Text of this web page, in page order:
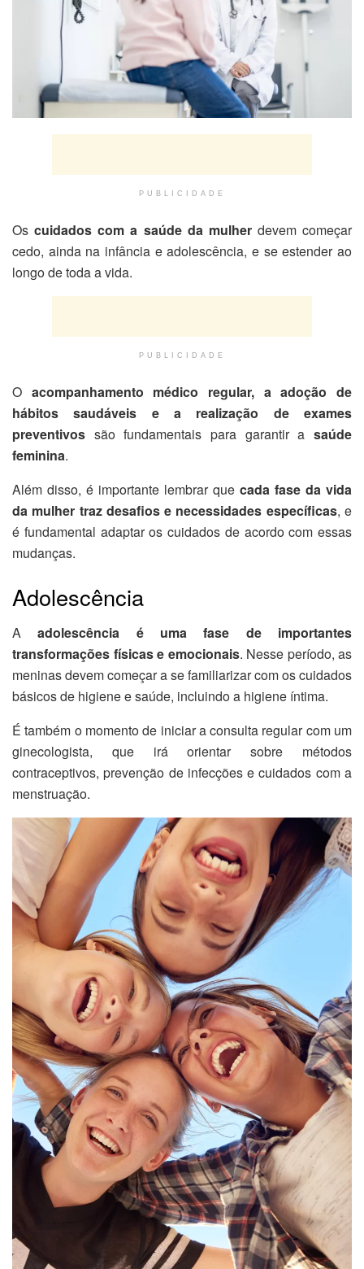
PUBLICIDADE
Oscuidados com a saúde da mulherdevem começar
cedo, ainda na infância e adolescência, e se estender ao
longo de toda a vida.
PUBLICIDADE
O acompanhamento médico regular, a adoção de
hábitos saudáveis e a realização de exames
preventivos são fundamentais para garantir a saúde
feminina.
Além disso, é importante lembrar que cada fase da vida
da mulher traz desafios e necessidades específicas, e
é fundamental adaptar os cuidados de acordo com essas
mudanças.
Adolescência
Aadolescência é uma fase de importantes
transformações físicas e emocionais. Nesse período, as
meninas devem começar a se familiarizar com os cuidados
básicos de higiene e saúde, incluindo a higiene íntima.
É também o momento de iniciar a consulta regular com um
ginecologista, que irá orientar sobre métodos
contraceptivos, prevenção de infecções e cuidados com a
menstruação.